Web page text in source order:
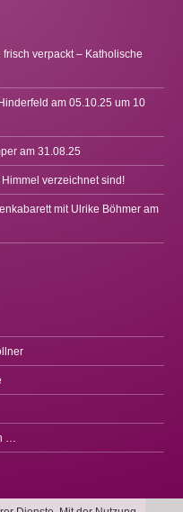
verpackt – Katholische
am 05.10.25 um 10
am 31.08.25
verzeichnet sind!
mit Ulrike Böhmer am
…